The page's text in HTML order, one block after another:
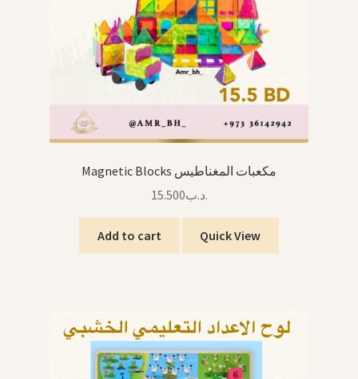
Magnetic Blocks مكعبات المغناطيس
.د.ب15.500
Add to cart Quick View